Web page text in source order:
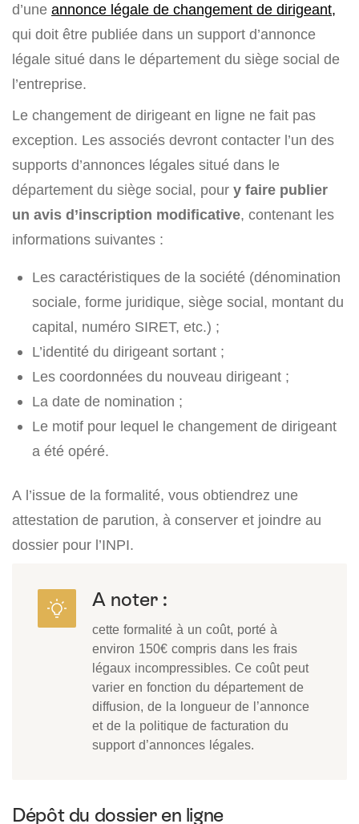
d’une annonce légale de changement de dirigeant,
qui doit être publiée dans un support d’annonce
légale situé dans le département du siège social de
l’entreprise.
Le changement de dirigeant en ligne ne fait pas
exception. Les associés devront contacter l’un des
supports d’annonces légales situé dans le
département du siège social, pour y faire publier
un avis d’inscription modificative, contenant les
informations suivantes :
Les caractéristiques de la société (dénomination
sociale, forme juridique, siège social, montant du
capital, numéro SIRET, etc.) ;
L’identité du dirigeant sortant ;
Les coordonnées du nouveau dirigeant ;
La date de nomination ;
Le motif pour lequel le changement de dirigeant
a été opéré.
A l’issue de la formalité, vous obtiendrez une
attestation de parution, à conserver et joindre au
dossier pour l’INPI.
A noter :
cette formalité à un coût, porté à
environ 150€ compris dans les frais
légaux incompressibles. Ce coût peut
varier en fonction du département de
diffusion, de la longueur de l’annonce
et de la politique de facturation du
support d’annonces légales.
Dépôt du dossier en ligne